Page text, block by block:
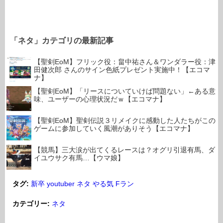
「ネタ」カテゴリの最新記事
【聖剣EoM】フリック役：畠中祐さん＆ワンダラー役：津
田健次郎 さんのサイン色紙プレゼント実施中！【エコマ
ナ】
【聖剣EoM】「リースについていけば問題ない」←ある意
味、ユーザーの心理状況だｗ【エコマナ】
【聖剣EoM】聖剣伝説３リメイクに感動した人たちがこの
ゲームに参加していく風潮がありそう【エコマナ】
【競馬】三大涙が出てくるレースは？オグリ引退有馬、ダ
イユウサク有馬…【ウマ娘】
タグ: 新卒 youtuber ネタ やる気 Fラン
カテゴリー: ネタ